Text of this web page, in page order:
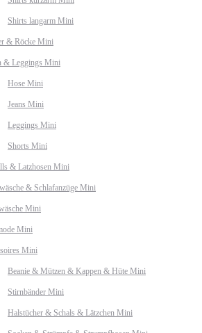
Shirts langarm Mini
& Röcke Mini
& Leggings Mini
Hose Mini
Jeans Mini
Leggings Mini
Shorts Mini
& Latzhosen Mini
& Schlafanzüge Mini
Mini
Mini
Mini
Beanie & Mützen & Kappen & Hüte Mini
Stirnbänder Mini
Halstücher & Schals & Lätzchen Mini